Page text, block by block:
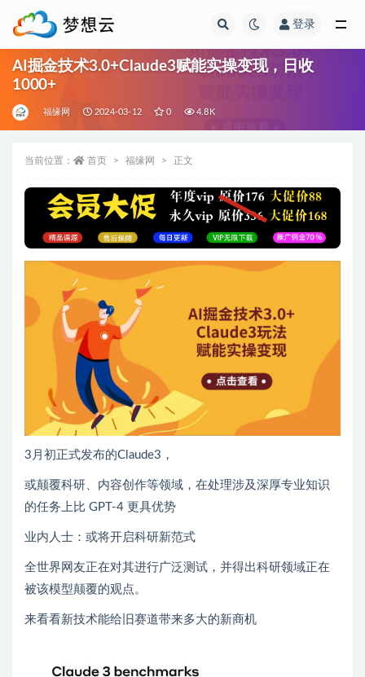
登录
AI掘金技术3.0+Claude3赋能实操变现，日收
1000+
福缘网 2024-03-12 0 4.8K
当前位置： 首页 福缘网 正文
3月初正式发布的Claude3，
或颠覆科研、内容创作等领域，在处理涉及深厚专业知识
的任务上比 GPT-4 更具优势
业内人士：或将开启科研新范式
全世界网友正在对其进行广泛测试，并得出科研领域正在
被该模型颠覆的观点。
来看看新技术能给旧赛道带来多大的新商机